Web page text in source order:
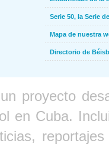
Serie 50, la Serie
Mapa de nuestra
Directorio de
proyecto
en Cuba.